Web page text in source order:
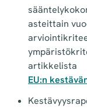
asteittain
artikkelista
EU:n